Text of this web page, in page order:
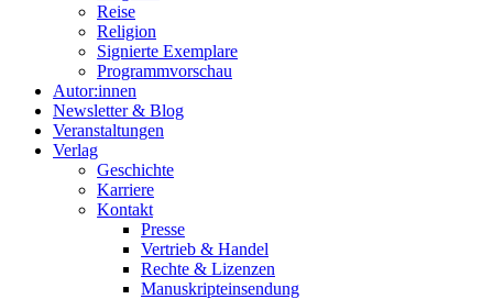
Reise
Religion
Signierte Exemplare
Programmvorschau
Autor:innen
Newsletter & Blog
Veranstaltungen
Verlag
Geschichte
Karriere
Kontakt
Presse
Vertrieb & Handel
Rechte & Lizenzen
Manuskripteinsendung